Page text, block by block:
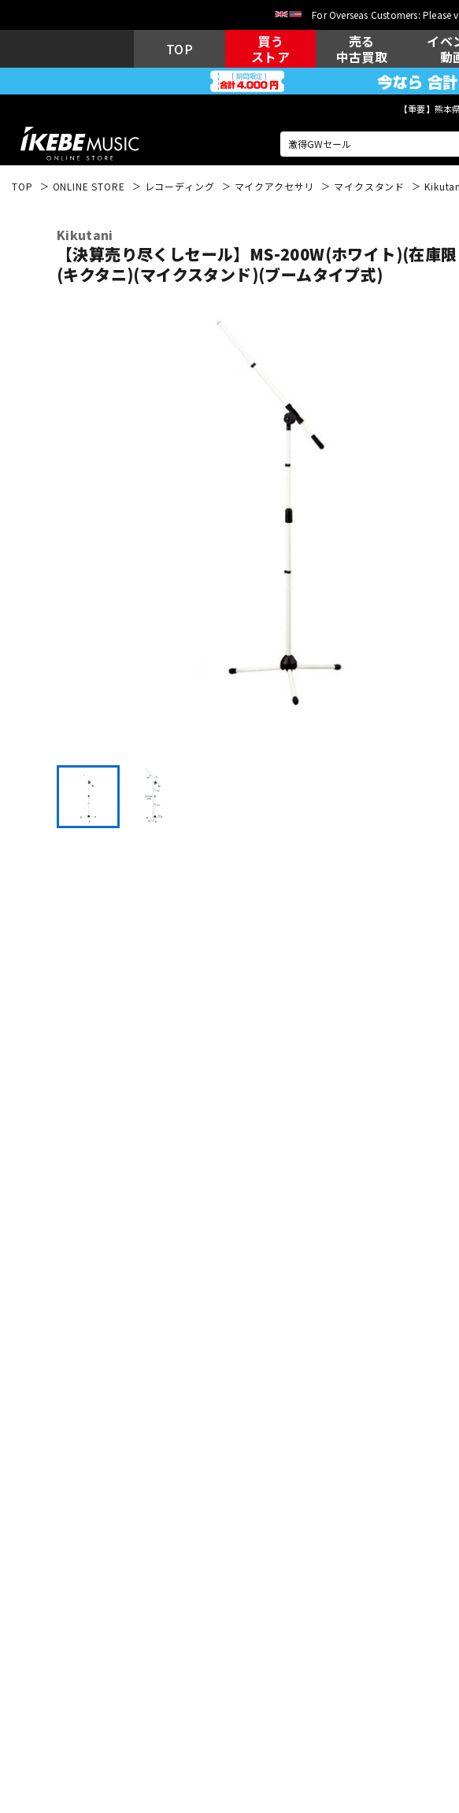
For Overseas Customers: Please
TOP
買う
ストア
売る
中古買取
イベ
動
【重要】熊
ヴィンテージ
TOP ONLINE STORE レコーディング マイクアクセサリ マイクスタンド
Kikutani
【決算売り尽くしセール】MS-200W(ホワイト)(在庫
(キクタニ)(マイクスタンド)(ブームタイプ式)